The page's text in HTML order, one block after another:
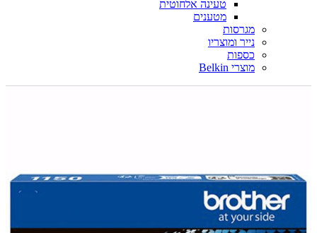
טעינה אלחוטית
מטענים
מגרסות
נייר ומוצריו
כספות
מוצרי Belkin